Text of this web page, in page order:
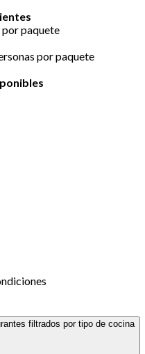
paquete
por paquete
filtrados por tipo de cocina